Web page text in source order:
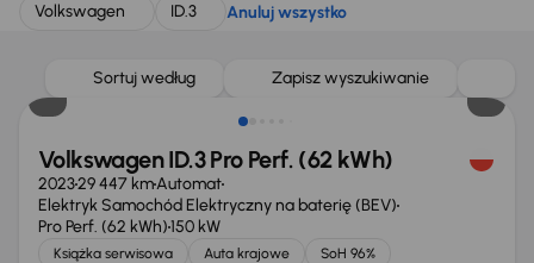
Volkswagen
ID.3 Anuluj wszystko
Sortuj według Zapisz wyszukiwanie
Volkswagen ID.3 Pro Perf. (62 kWh)
202329 447 kmAutomat
Elektryk Samochód Elektryczny na baterię (BEV)
Pro Perf. (62 kWh)150 kW
Książka serwisowa Auta krajowe
SoH 96%